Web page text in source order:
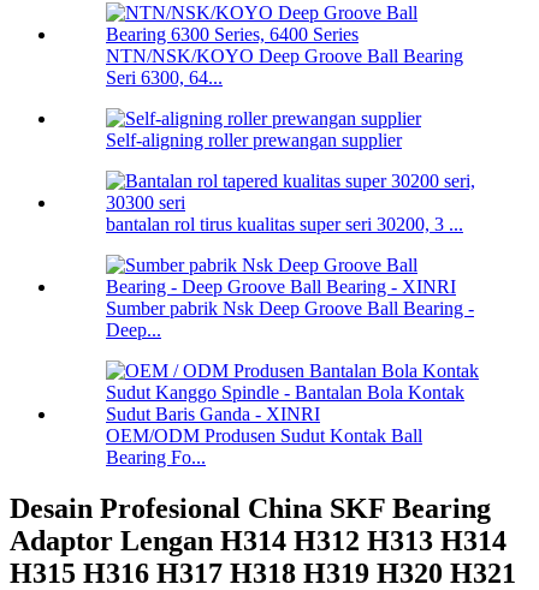
NTN/NSK/KOYO Deep Groove Ball Bearing
Seri 6300, 64...
Self-aligning roller prewangan supplier
bantalan rol tirus kualitas super seri 30200, 3 ...
Sumber pabrik Nsk Deep Groove Ball Bearing -
Deep...
OEM/ODM Produsen Sudut Kontak Ball
Bearing Fo...
Desain Profesional China SKF Bearing
Adaptor Lengan H314 H312 H313 H314
H315 H316 H317 H318 H319 H320 H321